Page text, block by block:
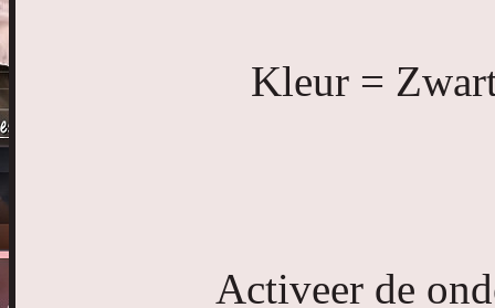
Kleur =
Activeer de